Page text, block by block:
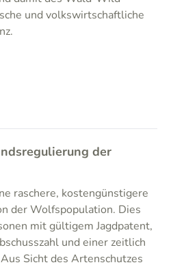
und volkswirtschaftliche
der
raschere, kostengünstigere
der Wolfspopulation. Dies
mit gültigem Jagdpatent,
und einer zeitlich
Sicht des Artenschutzes